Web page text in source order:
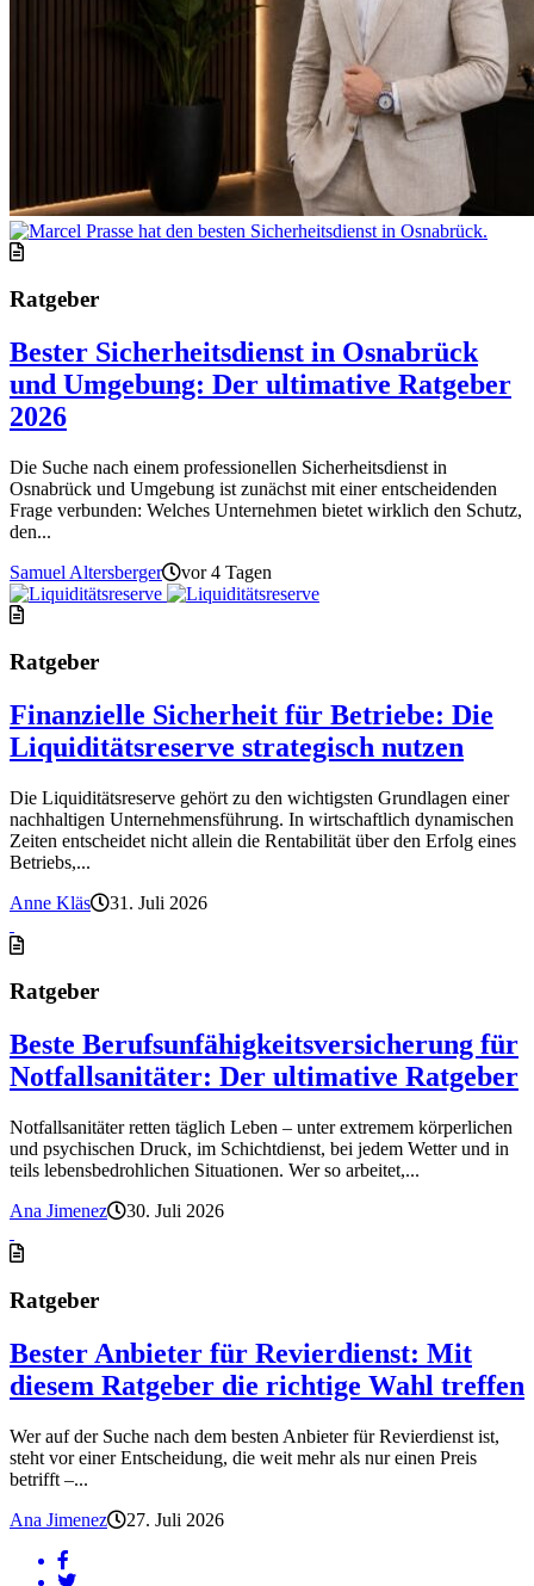
Ratgeber
Bester Sicherheitsdienst in Osnabrück
und Umgebung: Der ultimative Ratgeber
2026
Die Suche nach einem professionellen Sicherheitsdienst in
Osnabrück und Umgebung ist zunächst mit einer entscheidenden
Frage verbunden: Welches Unternehmen bietet wirklich den Schutz,
den...
Samuel Altersberger
vor 4 Tagen
Ratgeber
Finanzielle Sicherheit für Betriebe: Die
Liquiditätsreserve strategisch nutzen
Die Liquiditätsreserve gehört zu den wichtigsten Grundlagen einer
nachhaltigen Unternehmensführung. In wirtschaftlich dynamischen
Zeiten entscheidet nicht allein die Rentabilität über den Erfolg eines
Betriebs,...
Anne Kläs
31. Juli 2026
Ratgeber
Beste Berufsunfähigkeitsversicherung für
Notfallsanitäter: Der ultimative Ratgeber
Notfallsanitäter retten täglich Leben – unter extremem körperlichen
und psychischen Druck, im Schichtdienst, bei jedem Wetter und in
teils lebensbedrohlichen Situationen. Wer so arbeitet,...
Ana Jimenez
30. Juli 2026
Ratgeber
Bester Anbieter für Revierdienst: Mit
diesem Ratgeber die richtige Wahl treffen
Wer auf der Suche nach dem besten Anbieter für Revierdienst ist,
steht vor einer Entscheidung, die weit mehr als nur einen Preis
betrifft –...
Ana Jimenez
27. Juli 2026